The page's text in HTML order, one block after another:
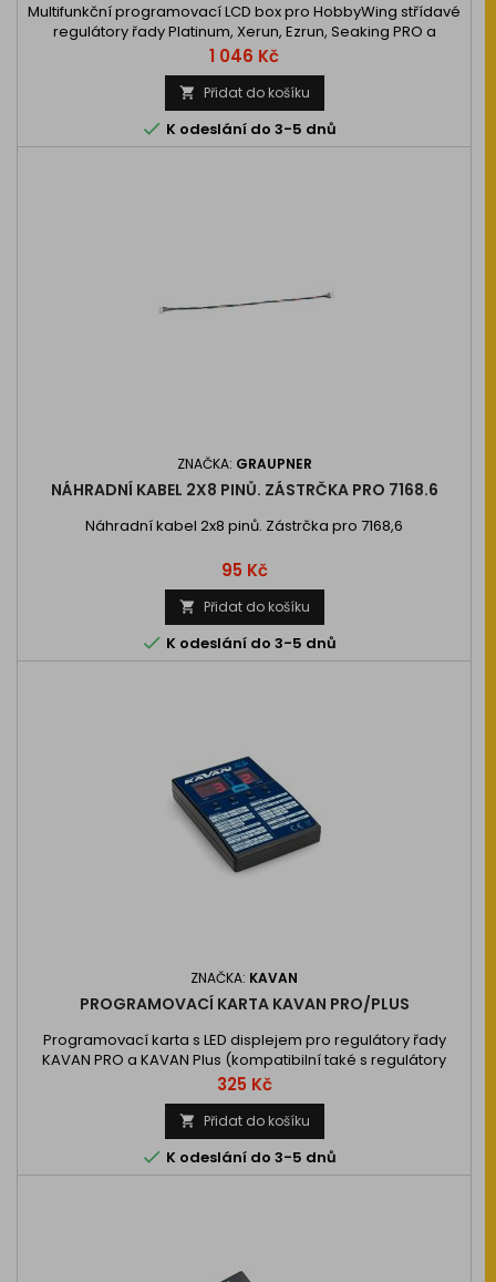
Multifunkční programovací LCD box pro HobbyWing střídavé
regulátory řady Platinum, Xerun, Ezrun, Seaking PRO a
některé QUICRUN slučující funkci samostatného
programátoru, USB rozhraní pro počítače …
Cena
1 046 Kč
 Přidat do košíku
 K odeslání do 3-5 dnů
ZNAČKA: GRAUPNER
NÁHRADNÍ KABEL 2X8 PINŮ. ZÁSTRČKA PRO 7168.6
Náhradní kabel 2x8 pinů. Zástrčka pro 7168,6
Cena
95 Kč
 Přidat do košíku
 K odeslání do 3-5 dnů
ZNAČKA: KAVAN
PROGRAMOVACÍ KARTA KAVAN PRO/PLUS
Programovací karta s LED displejem pro regulátory řady
KAVAN PRO a KAVAN Plus (kompatibilní také s regulátory
FOXY G2).
Cena
325 Kč
 Přidat do košíku
 K odeslání do 3-5 dnů